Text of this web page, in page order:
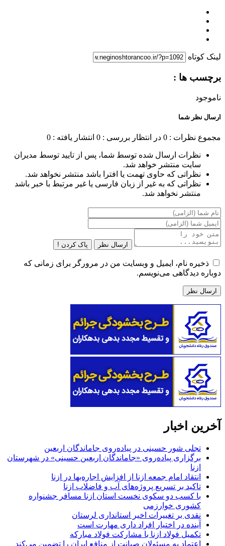
لینک کوتاه
برچسب ها :
ناموجود
ارسال نظر شما
مجموع نظرات : 0 در انتظار بررسی : 0 انتشار یافته : 0
نظرات ارسال شده توسط شما، پس از تایید توسط مدیران
سایت منتشر خواهد شد.
نظراتی که حاوی تهمت یا افترا باشد منتشر نخواهد شد.
نظراتی که به غیر از زبان فارسی یا غیر مرتبط با خبر باشد
منتشر نخواهد شد.
ارسال نظر پاک کردن !
ذخیره نام، ایمیل و وبسایت من در مرورگر برای زمانی که
دوباره دیدگاهی می‌نویسم.
آخرین اخبار
تجلی شور حسینی در پیاده‌روی جاماندگان اربعین
برگزاری پیاده‌روی «جاماندگان اربعین حسینی» در شهرستان
ازنا
انتقاد امام جمعه ازنا از افزایش اجاره‌بها در ازنا
تاکید بر تسریع پروژه‌های آب و فاضلاب ازنا
با کسب دو سکوی نخست استان ازنا مسافر جشنواره
کشوری خوارزمی
نقدی بر تغییرات اخیر استانداری لرستان
آینده در اختیار افراد داری مهارت است
تکمیل فولاد ازنا با مشارکت فولاد مبارکه
اعتماد به مسئولان صیانت از منافع ایران را تضمین می‌کند